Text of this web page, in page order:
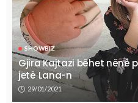
SHOWBIZ
Gjira Kajtazi bëhet nënë
jetë Lana-n
29/01/2021